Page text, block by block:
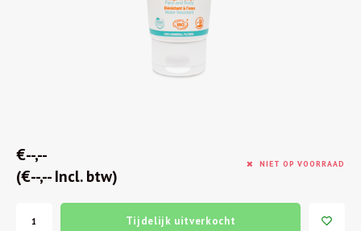
€--,--
(€--,-- Incl. btw)
NIET OP VOORRAAD
Tijdelijk uitverkocht